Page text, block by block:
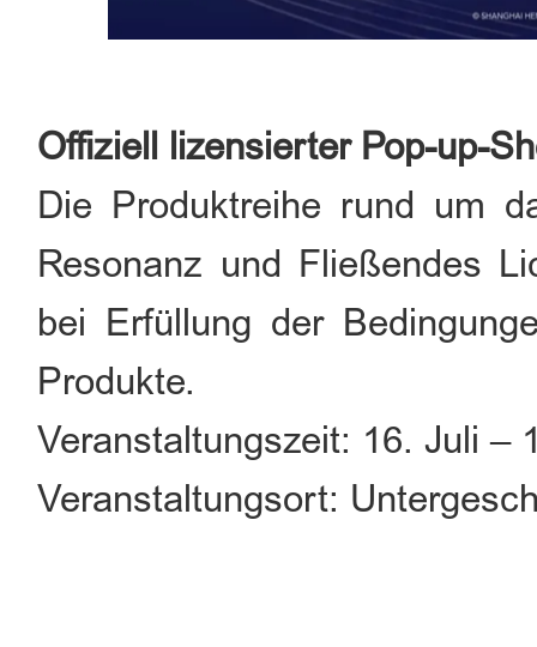
Offiziell lizensierter Pop-up-
Die Produktreihe rund um
Resonanz und Fließendes
bei Erfüllung der
Produkte.
Veranstaltungszeit: 16. Juli –
Veranstaltungsort: